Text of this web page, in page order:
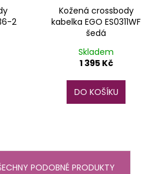
2
Kožená crossbody
kabelka EGO ES0311WF
šedá
Skladem
1 395 Kč
DO KOŠÍKU
PODOBNÉ PRODUKTY